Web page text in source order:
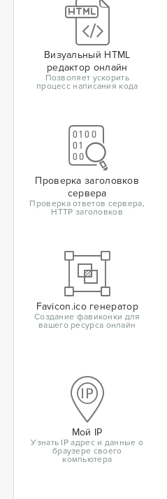
Визуальный HTML
редактор онлайн
Позволяет ускорить
процесс написания кода
Проверка заголовков
сервера
Проверка ответов сервера,
HTTP заголовков
Favicon.ico генератор
Создание фавиконки для
вашего ресурса онлайн
Мой IP
Узнать IP адрес и данные о
браузере своего
компьютера